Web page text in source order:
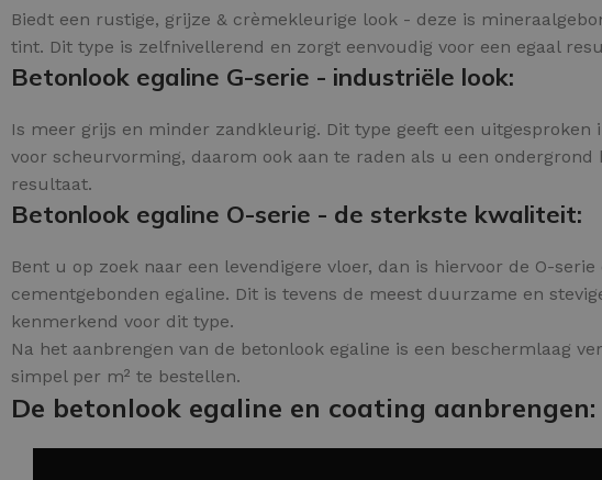
Biedt een rustige, grijze & crèmekleurige look - deze is
tint. Dit type is zelfnivellerend en zorgt eenvoudig voor een egaal
Betonlook egaline G-serie - industriële look:
Is meer grijs en minder zandkleurig. Dit type geeft een
voor scheurvorming, daarom ook aan te raden als u een
resultaat.
Betonlook egaline O-serie - de sterkste kwaliteit:
Bent u op zoek naar een levendigere vloer, dan is hiervoor de O-
cementgebonden egaline. Dit is tevens de meest duurzame en
kenmerkend voor dit type.
Na het aanbrengen van de betonlook egaline is een beschermlaag
simpel per m² te bestellen.
De betonlook egaline en coating aanbrengen: